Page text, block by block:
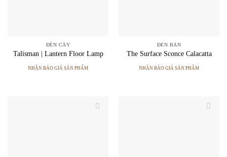
ĐÈN CÂY
Talisman | Lantern Floor Lamp
NHẬN BÁO GIÁ SẢN PHẨM
ĐÈN BÀN
The Surface Sconce Calacatta
NHẬN BÁO GIÁ SẢN PHẨM